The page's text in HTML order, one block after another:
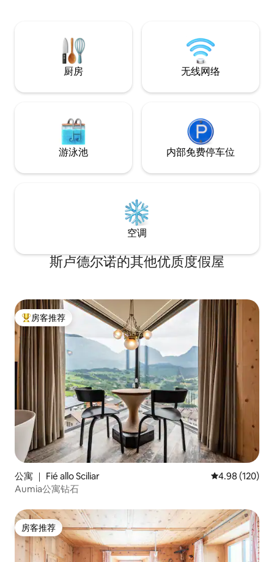
我们期待您的到来
厨房 无线网络
游泳池 内部免费停车位
空调
斯卢德尔诺的其他优质度假屋
热门「房客推荐」
房客推荐
公寓 ｜ Fié allo Sciliar 平均评分 4.98
4.98 (120)
Aumia公寓钻石
房客推荐
房客推荐